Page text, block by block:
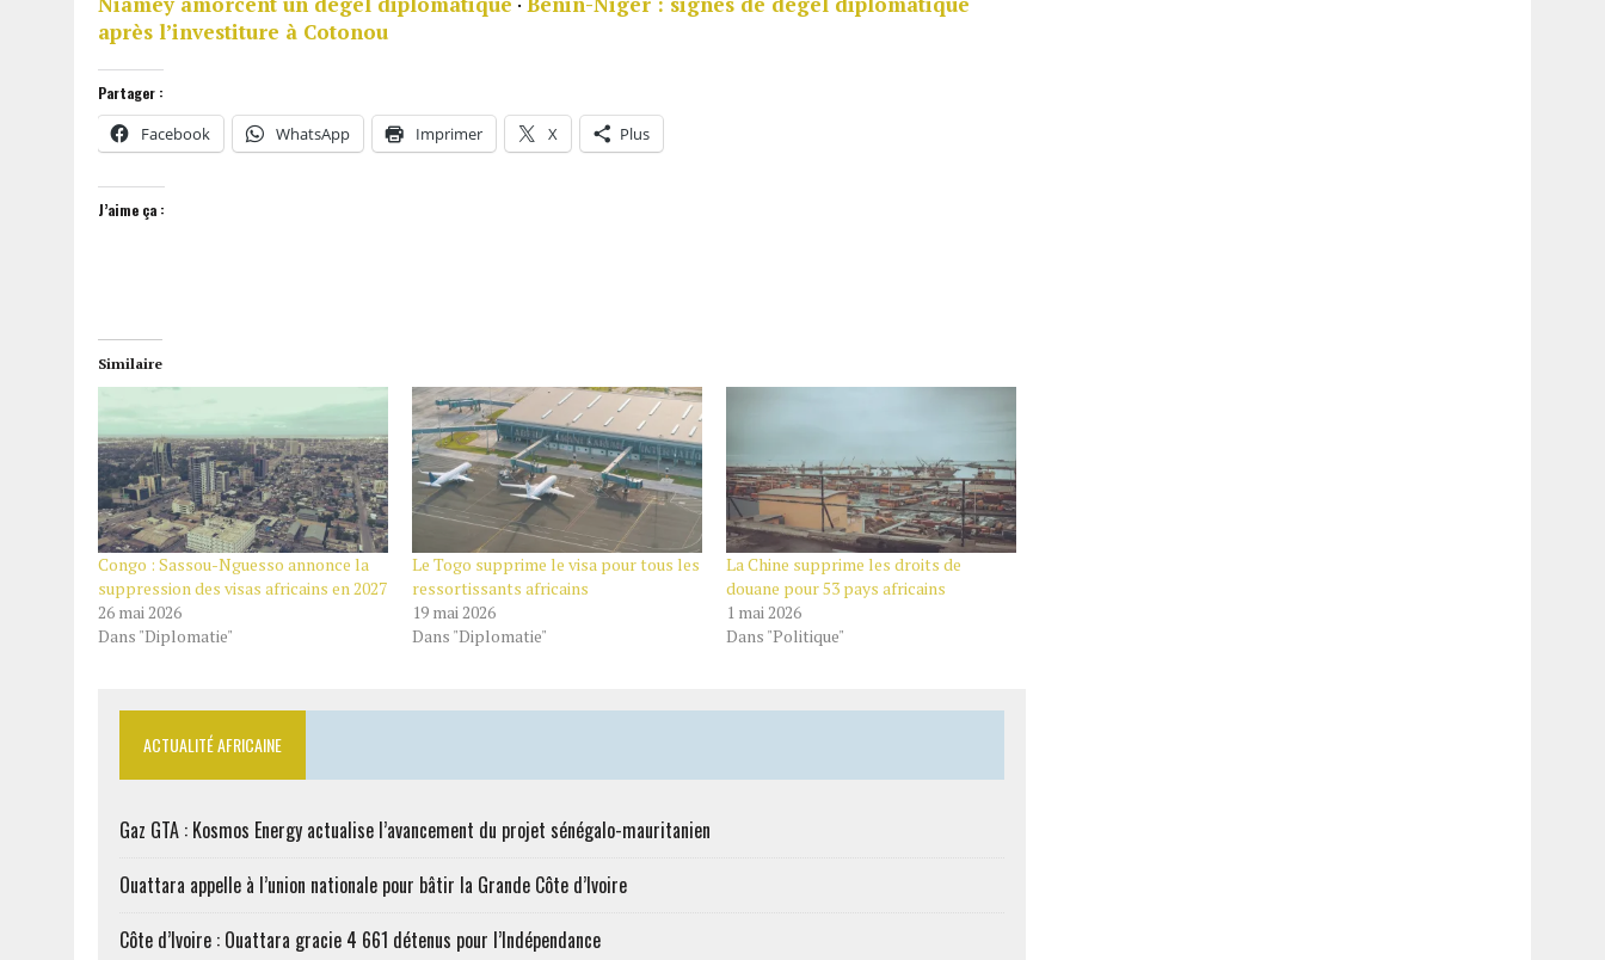
après l’investiture à Cotonou
Partager :
Facebook WhatsApp Imprimer X Plus
J’aime ça :
Similaire
Congo : Sassou-Nguesso annonce la
suppression des visas africains en 2027
26 mai 2026
Dans "Diplomatie"
Le Togo supprime le visa pour tous les
ressortissants africains
19 mai 2026
Dans "Diplomatie"
La Chine supprime les droits de
douane pour 53 pays africains
1 mai 2026
Dans "Politique"
ACTUALITÉ AFRICAINE
Gaz GTA : Kosmos Energy actualise l’avancement du projet sénégalo-mauritanien
Ouattara appelle à l’union nationale pour bâtir la Grande Côte d’Ivoire
Côte d’Ivoire : Ouattara gracie 4 661 détenus pour l’Indépendance